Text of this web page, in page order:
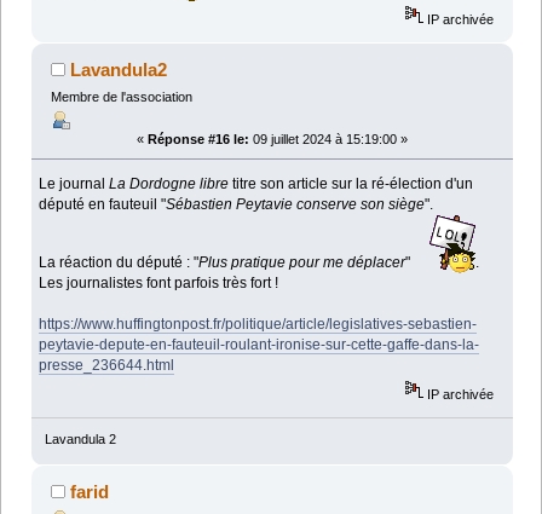
IP archivée
Lavandula2
Membre de l'association
« Réponse #16 le: 09 juillet 2024 à 15:19:00 »
Le journalLa Dordogne libre titre son article sur la ré-élection d'un
député en fauteuil "Sébastien Peytavie conserve son siège".
La réaction du député : "Plus pratique pour me déplacer"
.
Les journalistes font parfois très fort !
https://www.huffingtonpost.fr/politique/article/legislatives-sebastien-
peytavie-depute-en-fauteuil-roulant-ironise-sur-cette-gaffe-dans-la-
presse_236644.html
IP archivée
Lavandula 2
farid